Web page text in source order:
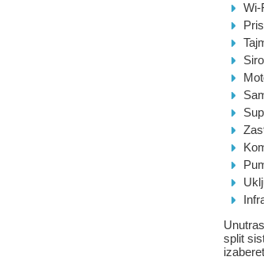
Wi-
split